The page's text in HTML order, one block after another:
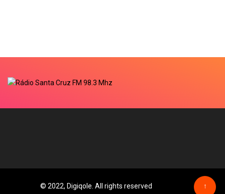
© 2022, Digiqole. All rights reserved ↑